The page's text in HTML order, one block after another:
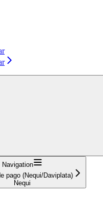
Navigation
pago (Nequi/Daviplata)
Nequi